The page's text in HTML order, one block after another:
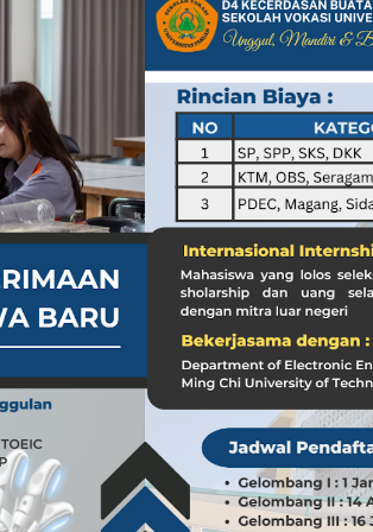
dan Roy Suryo
yang Menginspirasi
Penyampaian Informasi yang Akurat
Informasi yang Akurat untuk Masyarakat
Membuka Peluang Baru
Teknologi
Pelaut di Balik Kemakmuran Bangsa
WNI dan Dampak Global
Penting Pelaut dalam Perekonomian Global